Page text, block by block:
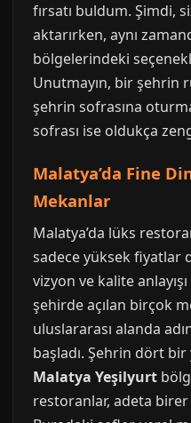
fırsatı buldum. Şimdi,
aktarırken, aynı
bölgelerindeki
Unutmayın, bir şehrin
şehrin sofrasına
sofrası ise oldukça
Malatya’da Fine
Mekanlar
Malatya’da lüks
sadece yüksek fiyatlar
vizyon ve kalite
şehirde açılan birçok
uluslararası alanda
başladı. Şehrin dört
Malatya Yeşilyurt
restoranlar, adeta